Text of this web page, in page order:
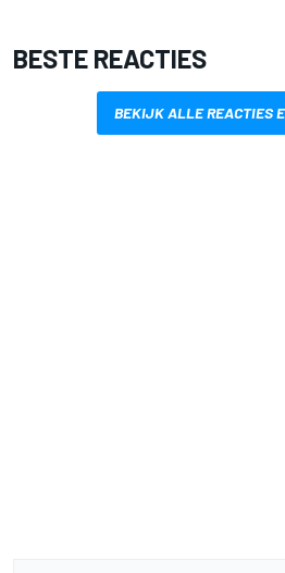
BESTE REACTIES
BEKIJK ALLE REACTIES